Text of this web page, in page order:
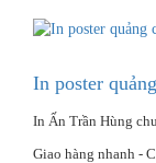
In poster
In Ấn Trần Hùng
Giao hàng nhanh -